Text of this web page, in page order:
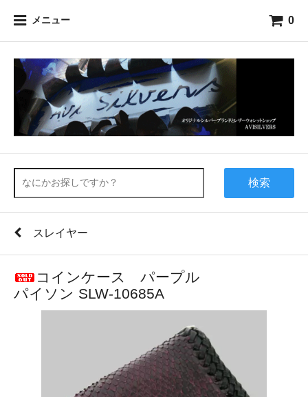
メニュー 0
検索
スレイヤー
コインケース パープル
パイソン SLW-10685A